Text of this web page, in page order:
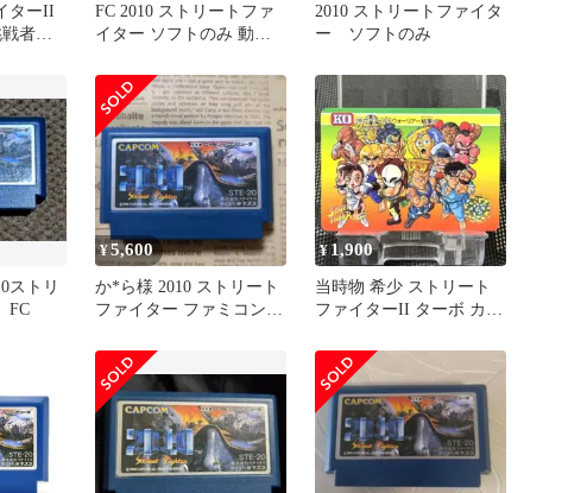
ターII
者求
FC 2010 ストリートファ
イター ソフトのみ 動作
2010 ストリートファイタ
ー ソフトのみ
ストリ
FC
¥5,600
か*ら様 2010 ストリート
ファイター ファミコン
¥ 1,900
当時物 希少 ストリート
ファイターII ターボ カー
ン